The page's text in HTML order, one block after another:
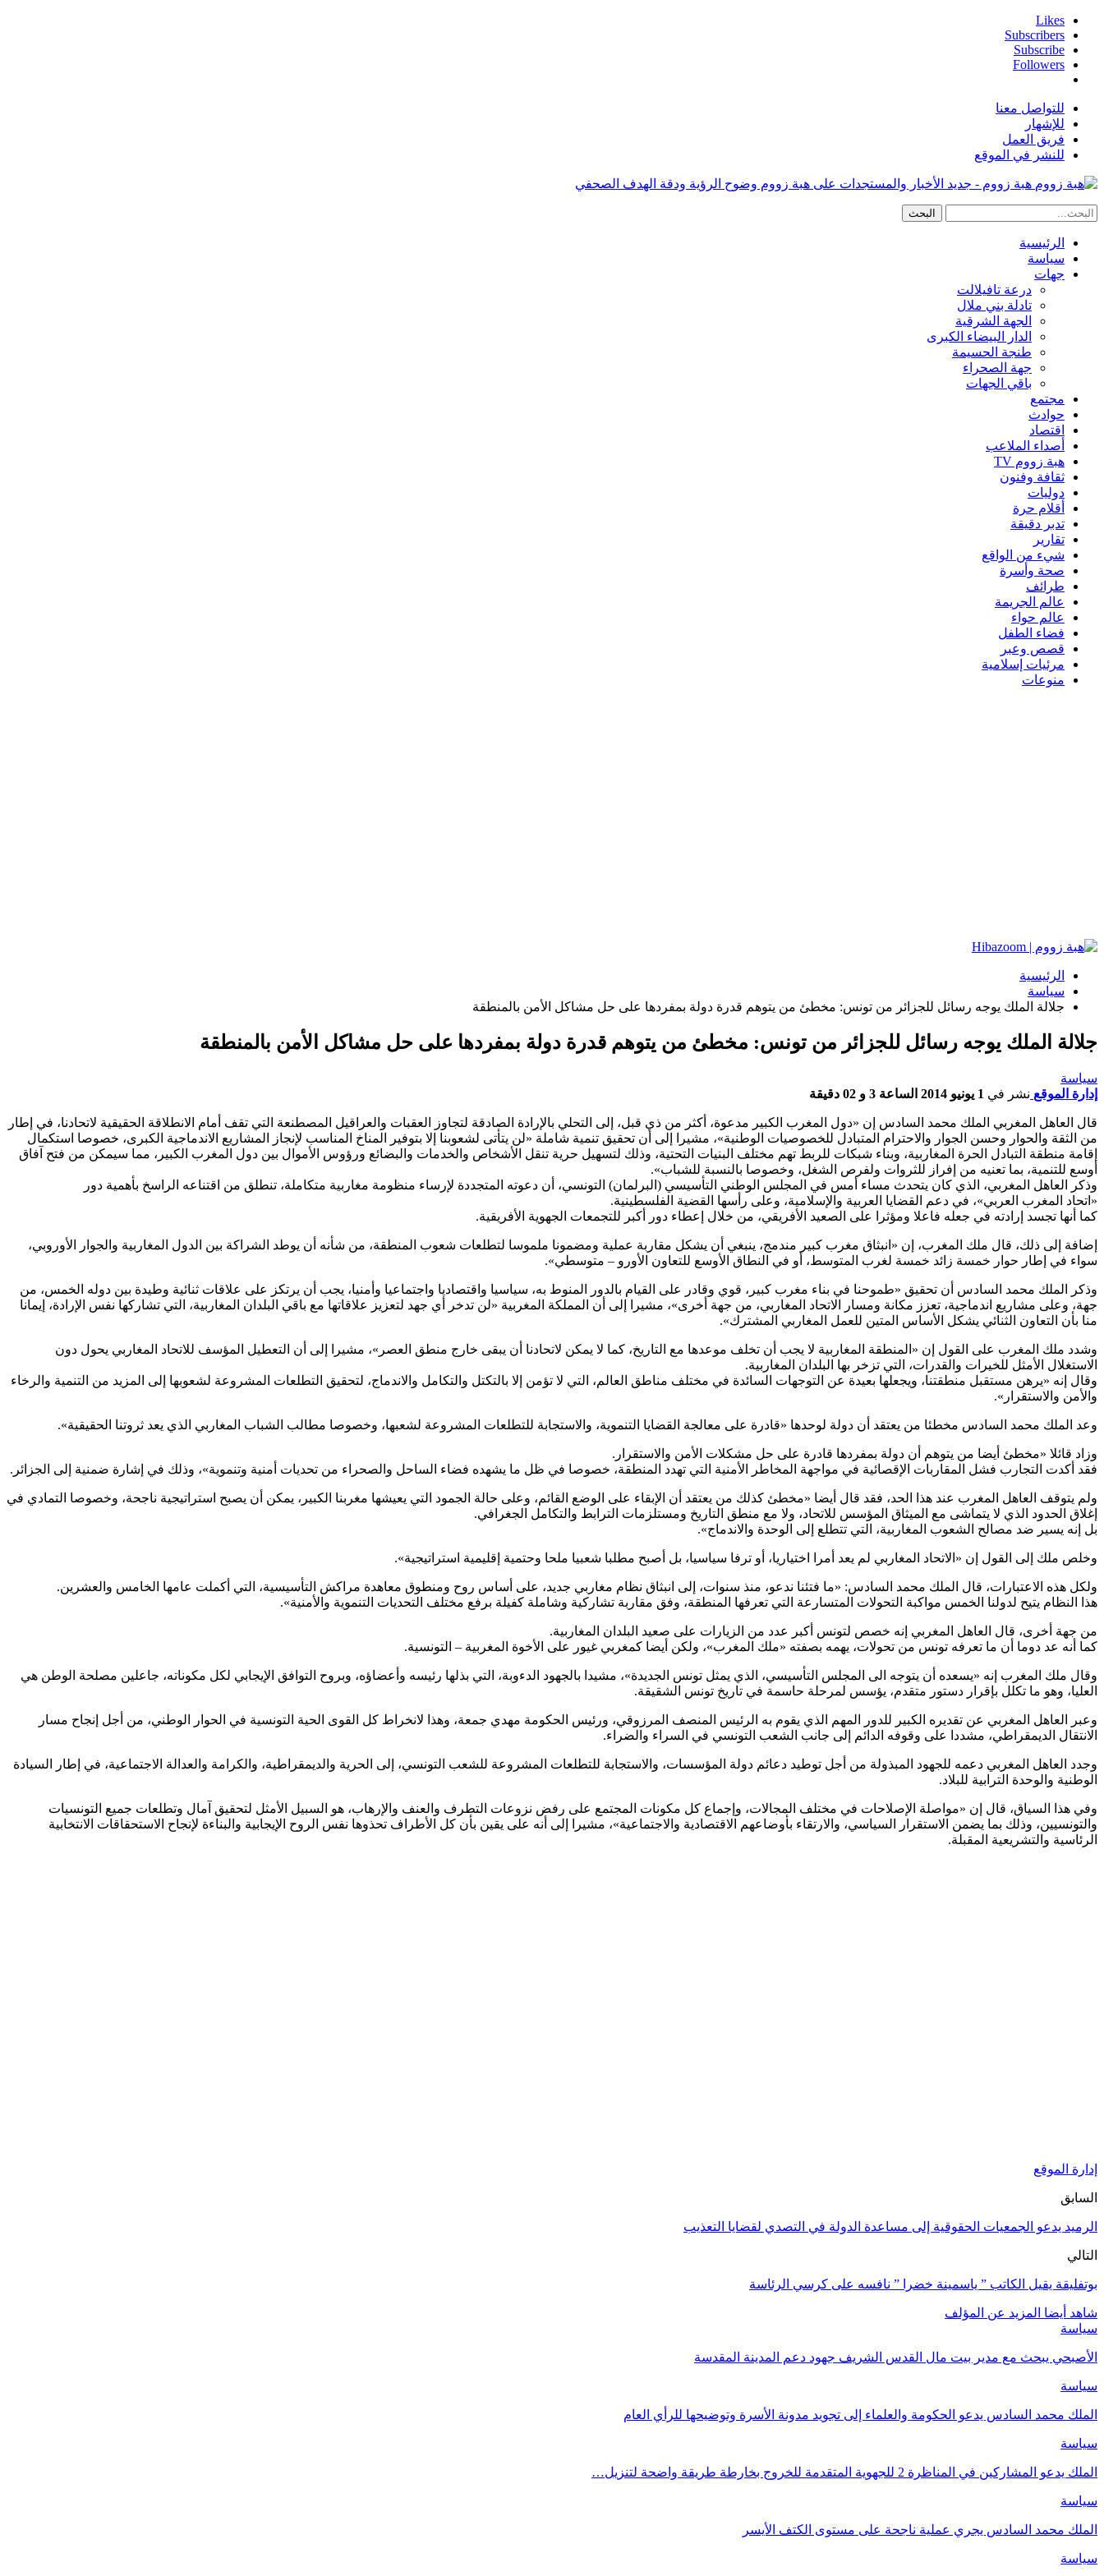
Likes
Subscribers
Subscribe
Followers
للتواصل معنا
للإشهار
فريق العمل
للنشر في الموقع
هبة زووم - جديد الأخبار والمستجدات على هبة زووم وضوح الرؤية ودقة الهدف الصحفي
الرئيسية
سياسة
جهات
درعة تافيلالت
تادلة بني ملال
الجهة الشرقية
الدار البيضاء الكبرى
طنجة الحسيمة
جهة الصحراء
باقي الجهات
مجتمع
حوادث
اقتصاد
أصداء الملاعب
هبة زووم TV
ثقافة وفنون
دوليات
أقلام حرة
تدبر دقيقة
تقارير
شيء من الواقع
صحة وأسرة
طرائف
عالم الجريمة
عالم حواء
فضاء الطفل
قصص وعبر
مرئيات إسلامية
منوعات
الرئيسية
سياسة
جلالة الملك يوجه رسائل للجزائر من تونس: مخطئ من يتوهم قدرة دولة بمفردها على حل مشاكل الأمن بالمنطقة
جلالة الملك يوجه رسائل للجزائر من تونس: مخطئ من يتوهم قدرة دولة بمفردها على حل مشاكل الأمن بالمنطقة
سياسة
إدارة الموقع نشر في 1 يونيو 2014 الساعة 3 و 02 دقيقة
قال العاهل المغربي الملك محمد السادس إن «دول المغرب الكبير مدعوة، أكثر من ذي قبل، إلى التحلي بالإرادة الصادقة لتجاوز العقبات والعراقيل المصطنعة التي تقف أمام الانطلاقة الحقيقية لاتحادنا، في إطار
من الثقة والحوار وحسن الجوار والاحترام المتبادل للخصوصيات الوطنية»، مشيرا إلى أن تحقيق تنمية شاملة «لن يتأتى لشعوبنا إلا بتوفير المناخ المناسب لإنجاز المشاريع الاندماجية الكبرى، خصوصا استكمال
إقامة منطقة التبادل الحرة المغاربية، وبناء شبكات للربط تهم مختلف البنيات التحتية، وذلك لتسهيل حرية تنقل الأشخاص والخدمات والبضائع ورؤوس الأموال بين دول المغرب الكبير، مما سيمكن من فتح آفاق
أوسع للتنمية، بما تعنيه من إفراز للثروات ولفرص الشغل، وخصوصا بالنسبة للشباب».
وذكر العاهل المغربي، الذي كان يتحدث مساء أمس في المجلس الوطني التأسيسي (البرلمان) التونسي، أن دعوته المتجددة لإرساء منظومة مغاربية متكاملة، تنطلق من اقتناعه الراسخ بأهمية دور
«اتحاد المغرب العربي»، في دعم القضايا العربية والإسلامية، وعلى رأسها القضية الفلسطينية.
كما أنها تجسد إرادته في جعله فاعلا ومؤثرا على الصعيد الأفريقي، من خلال إعطاء دور أكبر للتجمعات الجهوية الأفريقية.
إضافة إلى ذلك، قال ملك المغرب، إن «انبثاق مغرب كبير مندمج، ينبغي أن يشكل مقاربة عملية ومضمونا ملموسا لتطلعات شعوب المنطقة، من شأنه أن يوطد الشراكة بين الدول المغاربية والجوار الأوروبي،
سواء في إطار حوار خمسة زائد خمسة لغرب المتوسط، أو في النطاق الأوسع للتعاون الأورو – متوسطي».
وذكر الملك محمد السادس أن تحقيق «طموحنا في بناء مغرب كبير، قوي وقادر على القيام بالدور المنوط به، سياسيا واقتصاديا واجتماعيا وأمنيا، يجب أن يرتكز على علاقات ثنائية وطيدة بين دوله الخمس، من
جهة، وعلى مشاريع اندماجية، تعزز مكانة ومسار الاتحاد المغاربي، من جهة أخرى»، مشيرا إلى أن المملكة المغربية «لن تدخر أي جهد لتعزيز علاقاتها مع باقي البلدان المغاربية، التي تشاركها نفس الإرادة، إيمانا
منا بأن التعاون الثنائي يشكل الأساس المتين للعمل المغاربي المشترك».
وشدد ملك المغرب على القول إن «المنطقة المغاربية لا يجب أن تخلف موعدها مع التاريخ، كما لا يمكن لاتحادنا أن يبقى خارج منطق العصر»، مشيرا إلى أن التعطيل المؤسف للاتحاد المغاربي يحول دون
الاستغلال الأمثل للخيرات والقدرات، التي تزخر بها البلدان المغاربية.
وقال إنه «يرهن مستقبل منطقتنا، ويجعلها بعيدة عن التوجهات السائدة في مختلف مناطق العالم، التي لا تؤمن إلا بالتكتل والتكامل والاندماج، لتحقيق التطلعات المشروعة لشعوبها إلى المزيد من التنمية والرخاء
والأمن والاستقرار».
وعد الملك محمد السادس مخطئا من يعتقد أن دولة لوحدها «قادرة على معالجة القضايا التنموية، والاستجابة للتطلعات المشروعة لشعبها، وخصوصا مطالب الشباب المغاربي الذي يعد ثروتنا الحقيقية».
وزاد قائلا «مخطئ أيضا من يتوهم أن دولة بمفردها قادرة على حل مشكلات الأمن والاستقرار.
فقد أكدت التجارب فشل المقاربات الإقصائية في مواجهة المخاطر الأمنية التي تهدد المنطقة، خصوصا في ظل ما يشهده فضاء الساحل والصحراء من تحديات أمنية وتنموية»، وذلك في إشارة ضمنية إلى الجزائر.
ولم يتوقف العاهل المغرب عند هذا الحد، فقد قال أيضا «مخطئ كذلك من يعتقد أن الإبقاء على الوضع القائم، وعلى حالة الجمود التي يعيشها مغربنا الكبير، يمكن أن يصبح استراتيجية ناجحة، وخصوصا التمادي في
إغلاق الحدود الذي لا يتماشى مع الميثاق المؤسس للاتحاد، ولا مع منطق التاريخ ومستلزمات الترابط والتكامل الجغرافي.
بل إنه يسير ضد مصالح الشعوب المغاربية، التي تتطلع إلى الوحدة والاندماج».
وخلص ملك إلى القول إن «الاتحاد المغاربي لم يعد أمرا اختياريا، أو ترفا سياسيا، بل أصبح مطلبا شعبيا ملحا وحتمية إقليمية استراتيجية».
ولكل هذه الاعتبارات، قال الملك محمد السادس: «ما فتئنا ندعو، منذ سنوات، إلى انبثاق نظام مغاربي جديد، على أساس روح ومنطوق معاهدة مراكش التأسيسية، التي أكملت عامها الخامس والعشرين.
هذا النظام يتيح لدولنا الخمس مواكبة التحولات المتسارعة التي تعرفها المنطقة، وفق مقاربة تشاركية وشاملة كفيلة برفع مختلف التحديات التنموية والأمنية».
من جهة أخرى، قال العاهل المغربي إنه خصص لتونس أكبر عدد من الزيارات على صعيد البلدان المغاربية.
كما أنه عد دوما أن ما تعرفه تونس من تحولات، يهمه بصفته «ملك المغرب»، ولكن أيضا كمغربي غيور على الأخوة المغربية – التونسية.
وقال ملك المغرب إنه «يسعده أن يتوجه الى المجلس التأسيسي، الذي يمثل تونس الجديدة»، مشيدا بالجهود الدءوبة، التي بذلها رئيسه وأعضاؤه، وبروح التوافق الإيجابي لكل مكوناته، جاعلين مصلحة الوطن هي
العليا، وهو ما تكلل بإقرار دستور متقدم، يؤسس لمرحلة حاسمة في تاريخ تونس الشقيقة.
وعبر العاهل المغربي عن تقديره الكبير للدور المهم الذي يقوم به الرئيس المنصف المرزوقي، ورئيس الحكومة مهدي جمعة، وهذا لانخراط كل القوى الحية التونسية في الحوار الوطني، من أجل إنجاح مسار
الانتقال الديمقراطي، مشددا على وقوفه الدائم إلى جانب الشعب التونسي في السراء والضراء.
وجدد العاهل المغربي دعمه للجهود المبذولة من أجل توطيد دعائم دولة المؤسسات، والاستجابة للتطلعات المشروعة للشعب التونسي، إلى الحرية والديمقراطية، والكرامة والعدالة الاجتماعية، في إطار السيادة
الوطنية والوحدة الترابية للبلاد.
وفي هذا السياق، قال إن «مواصلة الإصلاحات في مختلف المجالات، وإجماع كل مكونات المجتمع على رفض نزوعات التطرف والعنف والإرهاب، هو السبيل الأمثل لتحقيق آمال وتطلعات جميع التونسيات
والتونسيين، وذلك بما يضمن الاستقرار السياسي، والارتقاء بأوضاعهم الاقتصادية والاجتماعية»، مشيرا إلى أنه على يقين بأن كل الأطراف تحذوها نفس الروح الإيجابية والبناءة لإنجاح الاستحقاقات الانتخابية
الرئاسية والتشريعية المقبلة.
إدارة الموقع
السابق
الرميد يدعو الجمعيات الحقوقية إلى مساعدة الدولة في التصدي لقضايا التعذيب
التالي
بوتفليقة يقيل الكاتب ” ياسمينة خضرا ” نافسه على كرسي الرئاسة
شاهد أيضا المزيد عن المؤلف
سياسة
الأصبحي يبحث مع مدير بيت مال القدس الشريف جهود دعم المدينة المقدسة
سياسة
الملك محمد السادس يدعو الحكومة والعلماء إلى تجويد مدونة الأسرة وتوضيحها للرأي العام
سياسة
الملك يدعو المشاركين في المناظرة 2 للجهوية المتقدمة للخروج بخارطة طريقة واضحة لتنزيل…
سياسة
الملك محمد السادس يجري عملية ناجحة على مستوى الكتف الأيسر
سياسة